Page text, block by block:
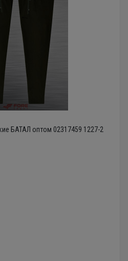
БАТАЛ оптом 02317459 1227-2